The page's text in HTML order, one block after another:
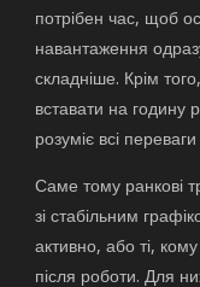
потрібен час, щоб
навантаження
складніше. Крім
вставати на годину
розуміє всі
Саме тому ранкові
зі стабільним
активно, або ті,
після роботи. Для